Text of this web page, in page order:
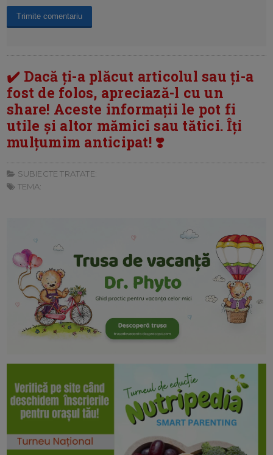
✔️ Dacă ți-a plăcut articolul sau ți-a
fost de folos, apreciază-l cu un
share! Aceste informații le pot fi
utile și altor mămici sau tătici. Îți
mulțumim anticipat! ❣️
SUBIECTE TRATATE:
TEMA: